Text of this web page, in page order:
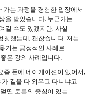
가는 과정을 경험한 입장에서
을 받았습니다. 누군가는
길 수도 있겠지만, 사실
청했는데, 괜찮습니다. 저는
기는 긍정적인 사례로
은 강의 사례입니다.
즘 폰에 네이게이션이 있어서,
길을 다 외우고 다니냐고
띤 토론의 중심이 있는